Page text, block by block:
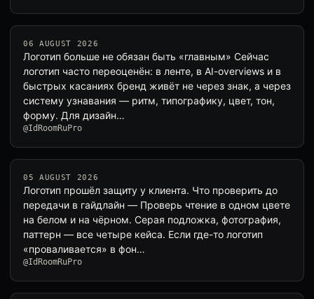
06 AUGUST 2026
Логотип больше не обязан быть «главным» Сейчас
логотип часто переоценён: в ленте, в AI-overviews и в
быстрых касаниях бренд живёт не через знак, а через
систему узнавания — ритм, типографику, цвет, тон,
форму. Для дизайн…
@IdRoomRuPro
05 AUGUST 2026
Логотип прошёл защиту у клиента. Что проверить до
передачи в гайдлайн — Проверь чтение в одном цвете
на белом и на чёрном. Серая подложка, фотография,
паттерн — все четыре кейса. Если где-то логотип
«проваливается» в фон…
@IdRoomRuPro